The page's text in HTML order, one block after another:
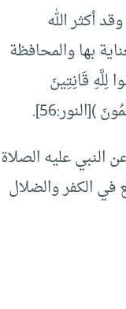
أكثر الله
بها والمحافظة
لِلَّهِ قَانِتِينَ
عليه الصلاة
في الكفر والضلال